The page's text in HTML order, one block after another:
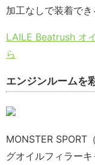
加工なしで装着で
LAILE Beatrush オ
ら
エンジンルームを
MONSTER SPORT
グオイルフィラーキ